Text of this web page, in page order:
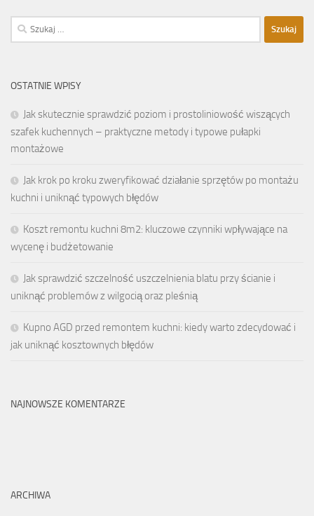
Szukaj:
OSTATNIE WPISY
Jak skutecznie sprawdzić poziom i prostoliniowość wiszących
szafek kuchennych – praktyczne metody i typowe pułapki
montażowe
Jak krok po kroku zweryfikować działanie sprzętów po montażu
kuchni i uniknąć typowych błędów
Koszt remontu kuchni 8m2: kluczowe czynniki wpływające na
wycenę i budżetowanie
Jak sprawdzić szczelność uszczelnienia blatu przy ścianie i
uniknąć problemów z wilgocią oraz pleśnią
Kupno AGD przed remontem kuchni: kiedy warto zdecydować i
jak uniknąć kosztownych błędów
NAJNOWSZE KOMENTARZE
ARCHIWA